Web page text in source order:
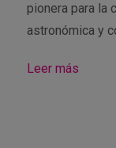
pionera para la
astronómica y
Leer más